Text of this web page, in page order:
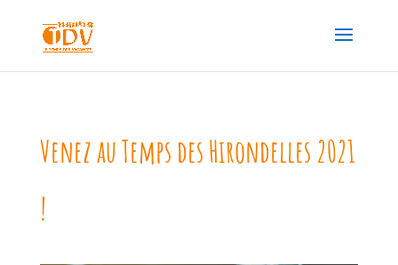
Venez au Temps des Hirondelles 2021
!